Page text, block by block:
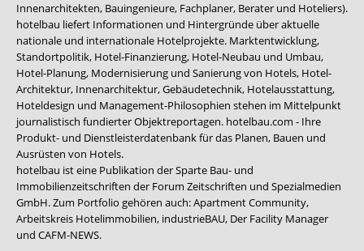
Innenarchitekten, Bauingenieure, Fachplaner, Berater und Hoteliers).
hotelbau liefert Informationen und Hintergründe über aktuelle
nationale und internationale Hotelprojekte. Marktentwicklung,
Standortpolitik, Hotel-Finanzierung, Hotel-Neubau und Umbau,
Hotel-Planung, Modernisierung und Sanierung von Hotels, Hotel-
Architektur, Innenarchitektur, Gebäudetechnik, Hotelausstattung,
Hoteldesign und Management-Philosophien stehen im Mittelpunkt
journalistisch fundierter Objektreportagen. hotelbau.com - Ihre
Produkt- und Dienstleisterdatenbank für das Planen, Bauen und
Ausrüsten von Hotels.
hotelbau ist eine Publikation der Sparte Bau- und
Immobilienzeitschriften der Forum Zeitschriften und Spezialmedien
GmbH. Zum Portfolio gehören auch:Apartment Community,
Arbeitskreis Hotelimmobilien, industrieBAU, Der Facility Manager
und CAFM-NEWS.